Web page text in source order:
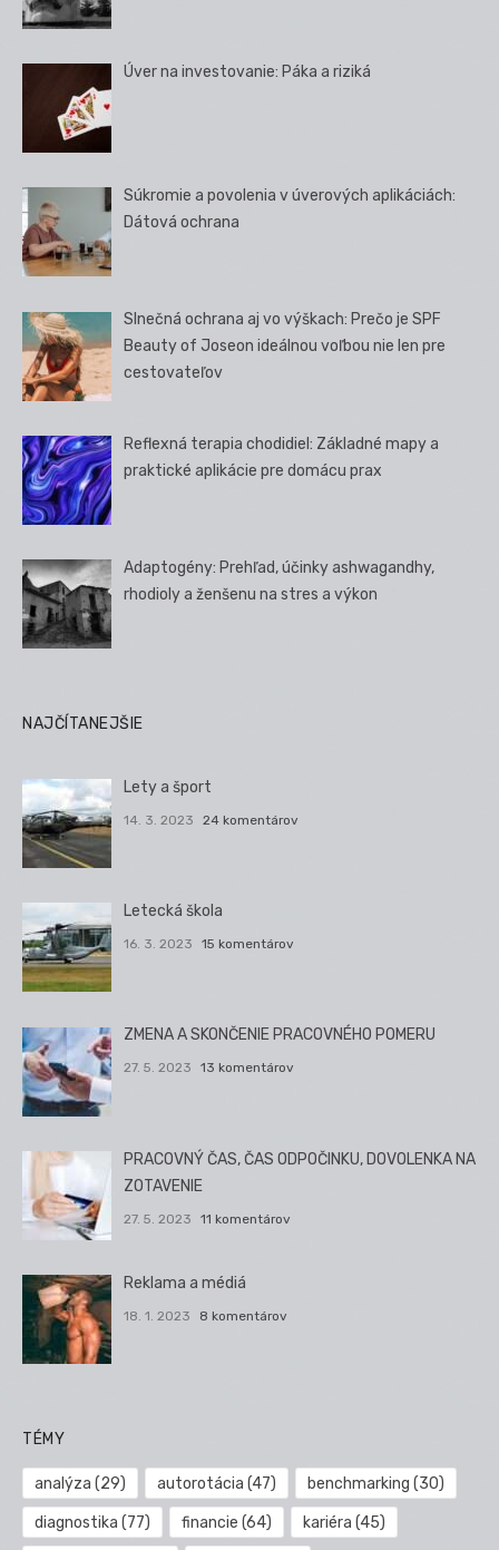
Úver na investovanie: Páka a riziká
Súkromie a povolenia v úverových aplikáciách:
Dátová ochrana
Slnečná ochrana aj vo výškach: Prečo je SPF
Beauty of Joseon ideálnou voľbou nie len pre
cestovateľov
Reflexná terapia chodidiel: Základné mapy a
praktické aplikácie pre domácu prax
Adaptogény: Prehľad, účinky ashwagandhy,
rhodioly a ženšenu na stres a výkon
NAJČÍTANEJŠIE
Lety a šport
14. 3. 2023 24 komentárov
Letecká škola
16. 3. 2023 15 komentárov
ZMENA A SKONČENIE PRACOVNÉHO POMERU
27. 5. 2023 13 komentárov
PRACOVNÝ ČAS, ČAS ODPOČINKU, DOVOLENKA NA
ZOTAVENIE
27. 5. 2023 11 komentárov
Reklama a médiá
18. 1. 2023 8 komentárov
TÉMY
analýza (29) autorotácia (47) benchmarking (30)
diagnostika (77) financie (64) kariéra (45)